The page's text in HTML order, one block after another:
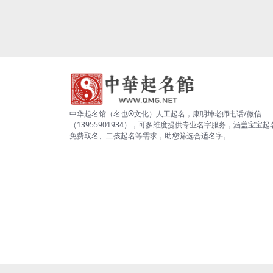
中华起名馆（名也®文化）人工起名，康明坤老师电话/微信
（13955901934），可多维度提供专业名字服务，涵盖宝宝起
免费取名、二孩起名等需求，助您筛选合适名字。